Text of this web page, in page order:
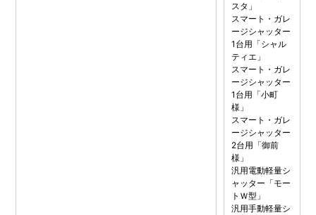
スタ」
スマート・ガレ
ージシャッター
1台用「シャル
ティエ」
スマート・ガレ
ージシャッター
1台用「小町
様」
スマート・ガレ
ージシャッター
2台用「御前
様」
汎用電動軽量シ
ャッター「モー
トＷ型」
汎用手動軽量シ